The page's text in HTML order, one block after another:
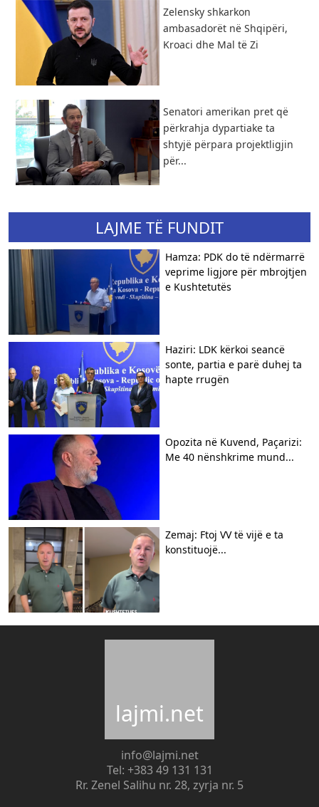
Zelensky shkarkon
ambasadorët në Shqipëri,
Kroaci dhe Mal të Zi
Senatori amerikan pret që
përkrahja dypartiake ta
shtyjë përpara projektligjin
për...
LAJME TË FUNDIT
Hamza: PDK do të ndërmarrë
veprime ligjore për mbrojtjen
e Kushtetutës
Haziri: LDK kërkoi seancë
sonte, partia e parë duhej ta
hapte rrugën
Opozita në Kuvend, Paçarizi:
Me 40 nënshkrime mund...
Zemaj: Ftoj VV të vijë e ta
konstituojë...
lajmi.net
info@lajmi.net
Tel: +383 49 131 131
Rr. Zenel Salihu nr. 28, zyrja nr. 5